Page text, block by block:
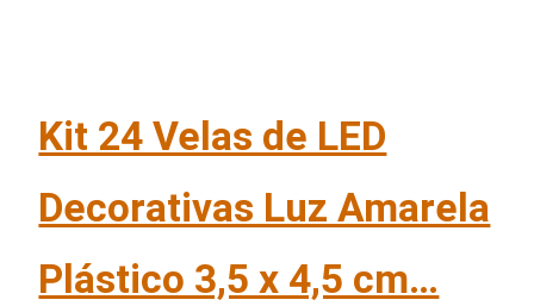
Kit 24 Velas de LED
Decorativas Luz Amarela
Plástico 3,5 x 4,5 cm…